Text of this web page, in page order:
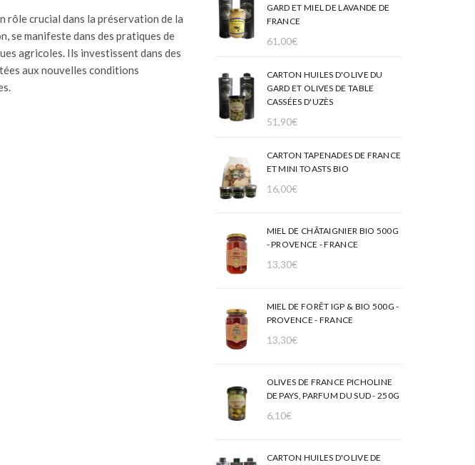
rôle crucial dans la préservation de la
se manifeste dans des pratiques de
agricoles. Ils investissent dans des
aux nouvelles conditions
GARD ET MIEL DE LAVANDE DE
FRANCE
61,00€
CARTON HUILES D'OLIVE DU
GARD ET OLIVES DE TABLE
CASSÉES D'UZÈS
51,90€
CARTON TAPENADES DE FRANCE
ET MINI TOASTS BIO
16,00€
MIEL DE CHÂTAIGNIER BIO 500G
- PROVENCE - FRANCE
13,30€
MIEL DE FORÊT IGP & BIO 500G -
PROVENCE - FRANCE
13,30€
OLIVES DE FRANCE PICHOLINE
DE PAYS, PARFUM DU SUD - 250G
6,10€
CARTON HUILES D'OLIVE DE